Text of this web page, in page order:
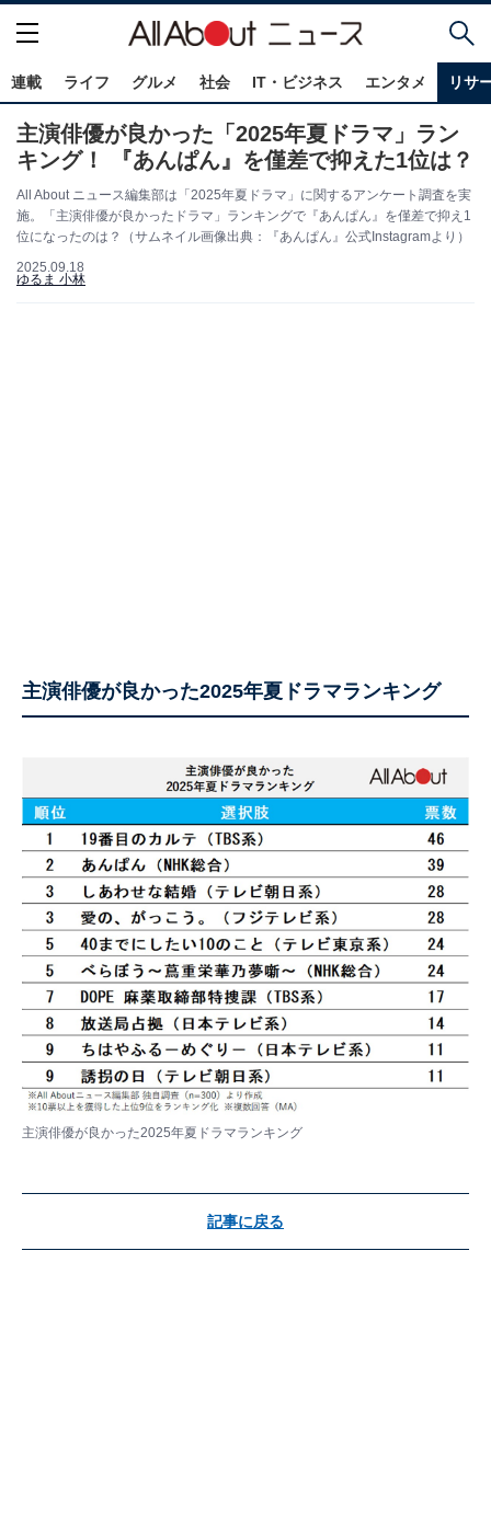
連載 ライフ グルメ 社会 IT・ビジネス エンタメ リサ
主演俳優が良かった「2025年夏ドラマ」ラン
キング！ 『あんぱん』を僅差で抑えた1位は？
All About ニュース編集部は「2025年夏ドラマ」に関するアンケート調査を実
施。「主演俳優が良かったドラマ」ランキングで『あんぱん』を僅差で抑え1
位になったのは？（サムネイル画像出典：『あんぱん』公式Instagramより）
2025.09.18
ゆるま 小林
主演俳優が良かった2025年夏ドラマランキング
主演俳優が良かった2025年夏ドラマランキング
記事に戻る